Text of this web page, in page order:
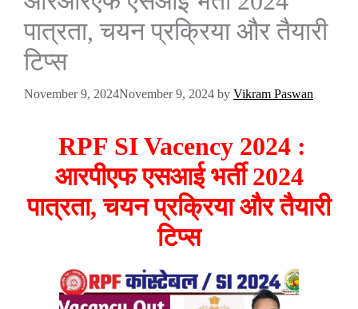
पात्रता, चयन प्रक्रिया और तैयारी
टिप्स
November 9, 2024November 9, 2024 by Vikram Paswan
RPF SI Vacency 2024 :
आरपीएफ एसआई भर्ती 2024
पात्रता, चयन प्रक्रिया और तैयारी
टिप्स